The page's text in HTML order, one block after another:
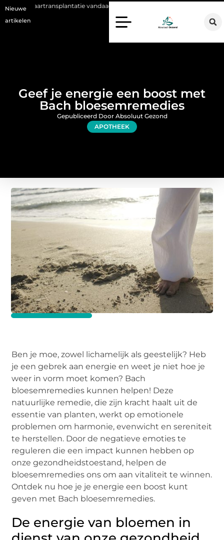
Nieuwe
artikelen
vandaag de dag kan betekenen
Geef je energie een boost met
Bach bloesemremedies
APOTHEEK
Gepubliceerd Door Absoluut Gezond
Ben je moe, zowel lichamelijk als geestelijk? Heb
je een gebrek aan energie en weet je niet hoe je
weer in vorm moet komen? Bach
bloesemremedies kunnen helpen! Deze
natuurlijke remedie, die zijn kracht haalt uit de
essentie van planten, werkt op emotionele
problemen om harmonie, evenwicht en sereniteit
te herstellen. Door de negatieve emoties te
reguleren die een impact kunnen hebben op
onze gezondheidstoestand, helpen de
bloesemremedies ons om aan vitaliteit te winnen.
Ontdek nu hoe je je energie een boost kunt
geven met Bach bloesemremedies.
De energie van bloemen in